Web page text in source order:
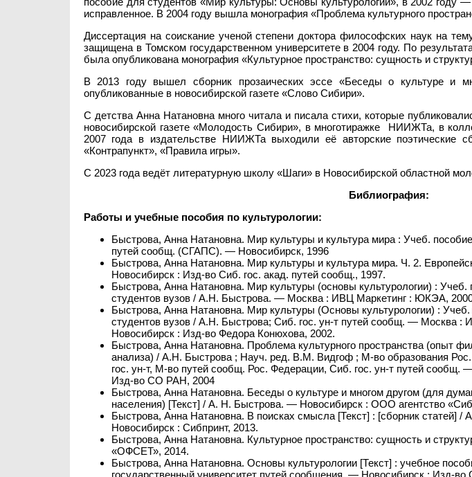
исправленное. В 2004 году вышла монография «Проблема культурного
Диссертация на соискание ученой степени доктора философских наук на
защищена в Томском государственном университете в 2004 году. По
была опубликована монография «Культурное пространство: сущность и
В 2013 году вышел сборник прозаических эссе «Беседы о культуре и
опубликованные в новосибирской газете «Слово Сибири».
С детства Анна Натановна много читала и писала стихи, которые
новосибирской газете «Молодость Сибири», в многотиражке НИИЖТа, в
2007 года в издательстве НИИЖТа выходили её авторские поэтические
«Контрапункт», «Правила игры».
С 2023 года ведёт литературную школу «Шаги» в Новосибирской областной
Библиография:
Работы и учебные пособия по культурологии:
Быстрова, Анна Натановна. Мир культуры и культура мира : Учеб.
путей сообщ. (СГАПС). — Новосибирск, 1996
Быстрова, Анна Натановна. Мир культуры и культура мира. Ч. 2.
Новосибирск : Изд-во Сиб. гос. акад. путей сообщ., 1997.
Быстрова, Анна Натановна. Мир культуры (основы культурологии) : Учеб.
студентов вузов / А.Н. Быстрова. — Москва : ИВЦ Маркетинг : ЮКЭА,
Быстрова, Анна Натановна. Мир культуры (Основы культурологии) :
студентов вузов / А.Н. Быстрова; Сиб. гос. ун-т путей сообщ. — Москва
Новосибирск : Изд-во Федора Конюхова, 2002.
Быстрова, Анна Натановна. Проблема культурного пространства (опыт
анализа) / А.Н. Быстрова ; Науч. ред. В.М. Видгоф ; М-во образования
гос. ун-т, М-во путей сообщ. Рос. Федерации, Сиб. гос. ун-т путей сообщ.
Изд-во СО РАН, 2004
Быстрова, Анна Натановна. Беседы о культуре и многом другом (для
населения) [Текст] / А. Н. Быстрова. — Новосибирск : ООО агентство
Быстрова, Анна Натановна. В поисках смысла [Текст] : [сборник статей]
Новосибирск : Сибпринт, 2013.
Быстрова, Анна Натановна. Культурное пространство: сущность и
«ОФСЕТ», 2014.
Быстрова, Анна Натановна. Основы культурологии [Текст] : учебное
государственный университет путей сообщения. — Новосибирск : Изд-